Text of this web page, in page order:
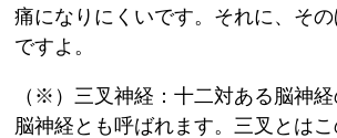
痛になりにくいです。それに、そ
ですよ。
（※）三叉神経：十二対ある脳神
脳神経とも呼ばれます。三叉とは